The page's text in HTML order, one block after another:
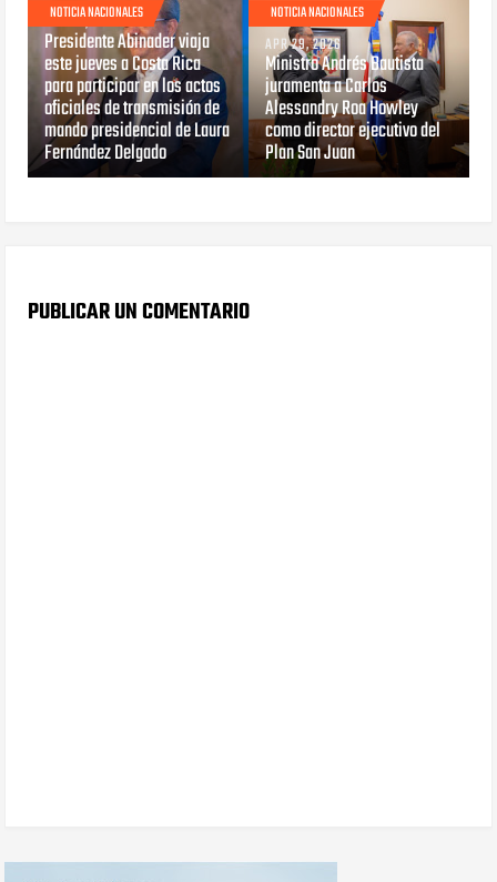
NOTICIA NACIONALES
MAY 07, 2026
Presidente Abinader viaja
este jueves a Costa Rica
para participar en los actos
oficiales de transmisión de
mando presidencial de Laura
Fernández Delgado
NOTICIA NACIONALES
APR 29, 2026
Ministro Andrés Bautista
juramenta a Carlos
Alessandry Roa Howley
como director ejecutivo del
Plan San Juan
PUBLICAR UN COMENTARIO